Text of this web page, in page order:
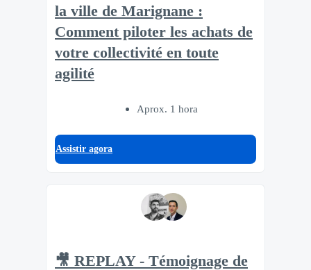
la ville de Marignane :
Comment piloter les achats de
votre collectivité en toute
agilité
Aprox. 1 hora
Assistir agora
🎥 REPLAY - Témoignage de